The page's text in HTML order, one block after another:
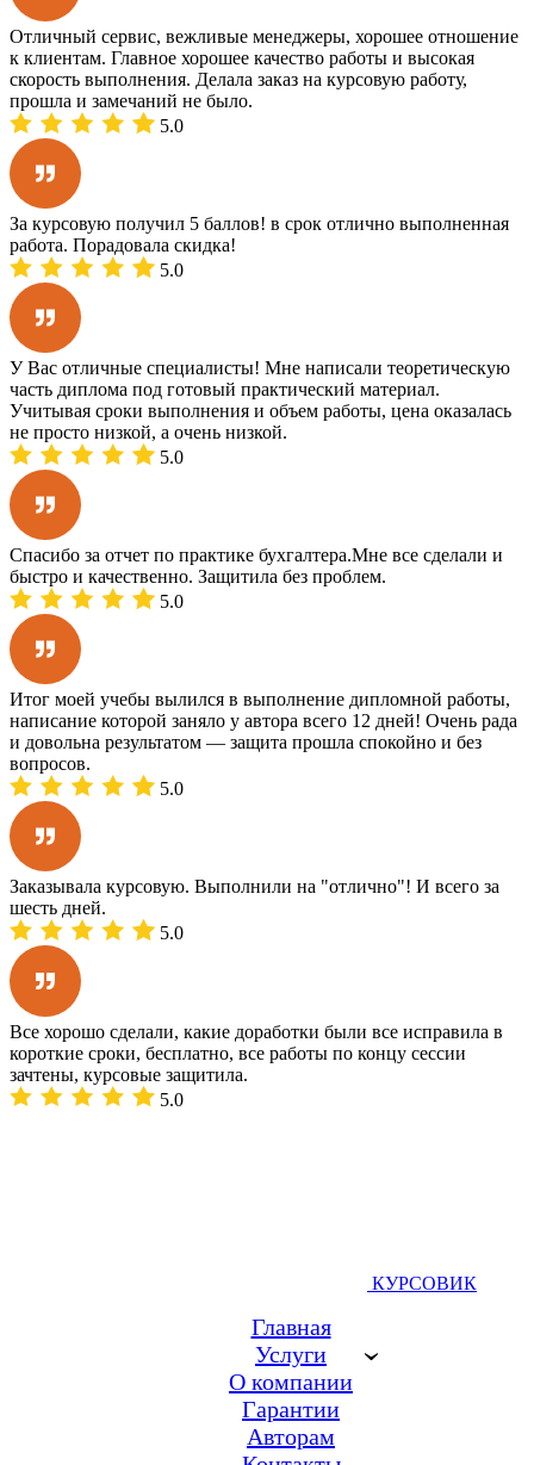
Отличный сервис, вежливые менеджеры, хорошее отношение
к клиентам. Главное хорошее качество работы и высокая
скорость выполнения. Делала заказ на курсовую работу,
прошла и замечаний не было.
5.0
За курсовую получил 5 баллов! в срок отлично выполненная
работа. Порадовала скидка!
5.0
У Вас отличные специалисты! Мне написали теоретическую
часть диплома под готовый практический материал.
Учитывая сроки выполнения и объем работы, цена оказалась
не просто низкой, а очень низкой.
5.0
Спасибо за отчет по практике бухгалтера.Мне все сделали и
быстро и качественно. Защитила без проблем.
5.0
Итог моей учебы вылился в выполнение дипломной работы,
написание которой заняло у автора всего 12 дней! Очень рада
и довольна результатом — защита прошла спокойно и без
вопросов.
5.0
Заказывала курсовую. Выполнили на "отлично"! И всего за
шесть дней.
5.0
Все хорошо сделали, какие доработки были все исправила в
короткие сроки, бесплатно, все работы по концу сессии
зачтены, курсовые защитила.
5.0
КУРСОВИК
Главная
Услуги
О компании
Гарантии
Авторам